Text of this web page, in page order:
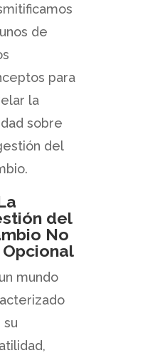
de
para
la
sobre
del
del
No
Opcional
mundo
su